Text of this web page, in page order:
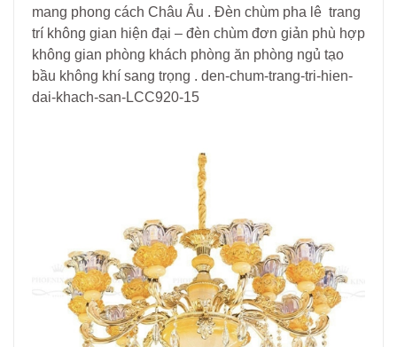
mang phong cách Châu Âu . Đèn chùm pha lê trang
trí không gian hiện đại – đèn chùm đơn giản phù hợp
không gian phòng khách phòng ăn phòng ngủ tạo
bầu không khí sang trọng . den-chum-trang-tri-hien-
dai-khach-san-LCC920-15